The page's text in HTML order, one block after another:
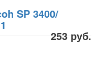
SP 3400/
253 руб.